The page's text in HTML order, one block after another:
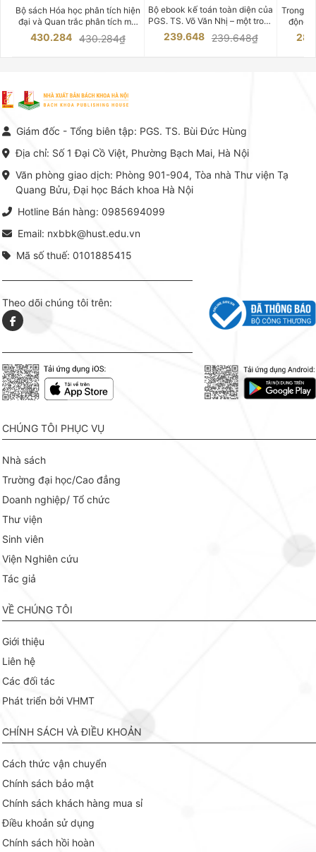
Bộ sách Hóa học phân tích hiện
đại và Quan trắc phân tích môi
trường của Cố Giáo sư, Tiến sĩ
Phạm Luận là một trong những
vực Hóa học phân tích tại Việt
Nam hiện nay. Bộ sách mang
đến một hệ thống tri thức hoàn
thuật thực hành -> Ứng dụng
khoa Hà Nội ấn hành cả hai
430.284 430.284₫
CHUYÊN SÂU
Bộ ebook kế toán toàn diện của
PGS. TS. Võ Văn Nhị – một trong
những chuyên gia hàng đầu,
giàu kinh nghiệm trong lĩnh vực
239.648 239.648₫
Trong
động
việc
tế và
lý. Các
Giám đốc - Tổng biên tập: PGS. TS. Bùi Đức Hùng
Địa chỉ: Số 1 Đại Cồ Việt, Phường Bạch Mai, Hà Nội
Văn phòng giao dịch: Phòng 901-904, Tòa nhà Thư viện Tạ
Quang Bửu, Đại học Bách khoa Hà Nội
Hotline Bán hàng: 0985694099
Email: nxbbk@hust.edu.vn
Mã số thuế: 0101885415
Theo dõi chúng tôi trên:
CHÚNG TÔI PHỤC VỤ
Nhà sách
Trường đại học/Cao đẳng
Doanh nghiệp/ Tổ chức
Thư viện
Sinh viên
Viện Nghiên cứu
Tác giả
VỀ CHÚNG TÔI
Giới thiệu
Liên hệ
Các đối tác
Phát triển bởi VHMT
CHÍNH SÁCH VÀ ĐIỀU KHOẢN
Cách thức vận chuyển
Chính sách bảo mật
Chính sách khách hàng mua sỉ
Điều khoản sử dụng
Chính sách hồi hoàn